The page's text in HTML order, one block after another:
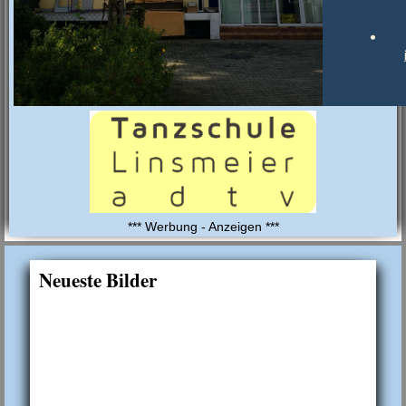
*** Werbung - Anzeigen ***
Neueste Bilder